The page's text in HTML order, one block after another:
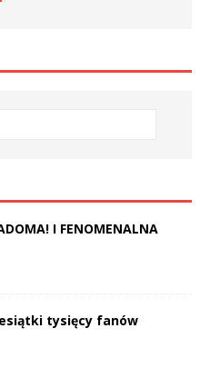
I FENOMENALNA
tysięcy fanów